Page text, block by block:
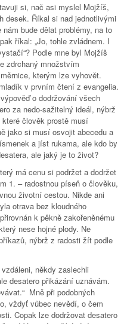
si, nač asi myslel Mojžíš,
desek. Říkal si nad jednotlivými
bude dělat problémy, na to
říkal: „Jo, tohle zvládnem. I
Podle mne byl Mojžíš
zdrchaný množstvím
kterým lze vyhovět.
v prvním čtení z evangelia.
o dodržování všech
za nedo-sažitelný ideál, nýbrž
člověk prostě musí
jako si musí osvojit abecedu a
a jíst rukama, ale kdo by
ale jaký je to život?
má cenu si podržet a dodržet
1. – radostnou píseň o člověku,
životní cestou. Nikde ani
otrava bez kloudného
k pěkně zakořeněnému
nese hojné plody. Ne
nýbrž z radosti žít podle
někdy zaslechli
desatero přikázání uznávám.
Mně při podobných
vždyť vůbec nevědí, o čem
Copak lze dodržovat desatero